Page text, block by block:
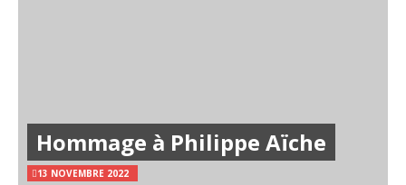
Hommage à Philippe Aïche
13 NOVEMBRE 2022